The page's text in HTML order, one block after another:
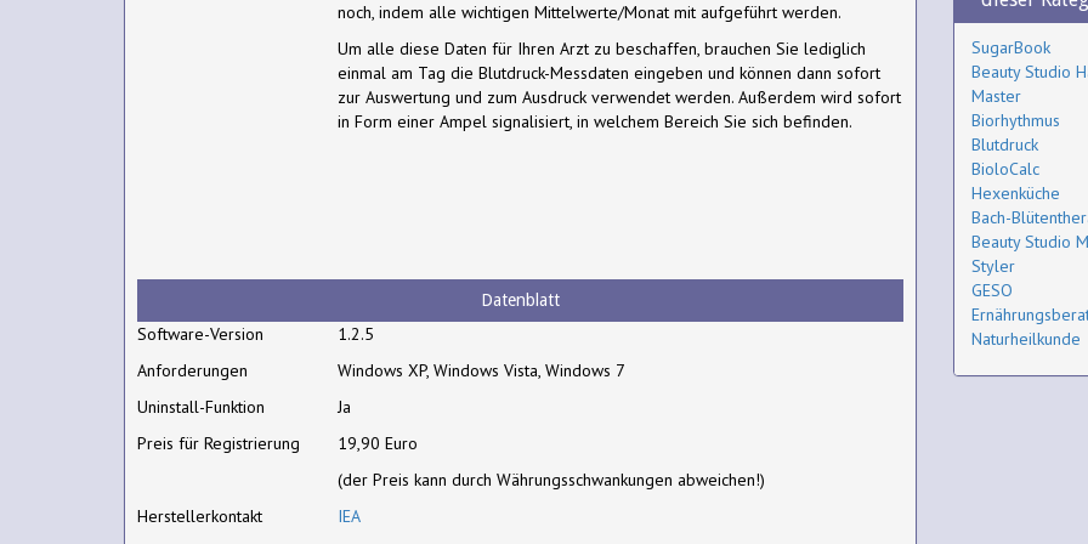
noch, indem alle wichtigen Mittelwerte/Monat mit aufgeführt werden.
Um alle diese Daten für Ihren Arzt zu beschaffen, brauchen Sie lediglich
einmal am Tag die Blutdruck-Messdaten eingeben und können dann sofort
zur Auswertung und zum Ausdruck verwendet werden. Außerdem wird sofort
in Form einer Ampel signalisiert, in welchem Bereich Sie sich befinden.
Datenblatt
Software-Version
1.2.5
Anforderungen
Windows XP, Windows Vista, Windows 7
Uninstall-Funktion
Ja
Preis für Registrierung
19,90 Euro
(der Preis kann durch Währungsschwankungen abweichen!)
Herstellerkontakt
IEA
SugarBook
Beauty Studio
Master
Biorhythmus
Blutdruck
BioloCalc
Hexenküche
Bach-
Beauty Studio
Styler
GESO
Naturheilkunde